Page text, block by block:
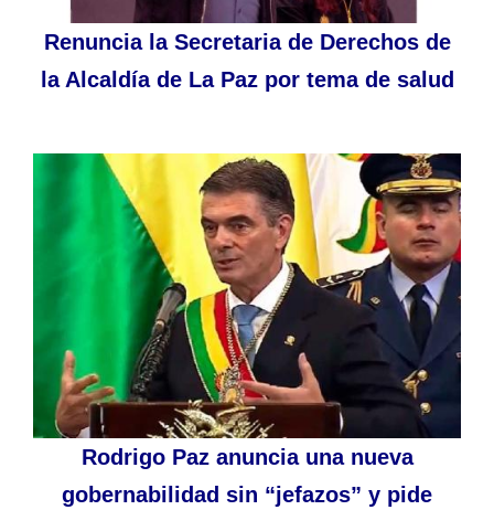
Renuncia la Secretaria de Derechos de
la Alcaldía de La Paz por tema de salud
Rodrigo Paz anuncia una nueva
gobernabilidad sin “jefazos” y pide